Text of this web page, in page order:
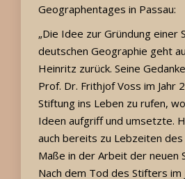
Geographentages in Passau:
„Die Idee zur Gründung einer
deutschen Geographie geht
Heinritz zurück. Seine
Prof. Dr. Frithjof Voss im Jahr
Stiftung ins Leben zu rufen,
Ideen aufgriff und umsetzte.
auch bereits zu Lebzeiten
Maße in der Arbeit der neuen
Nach dem Tod des Stifters im